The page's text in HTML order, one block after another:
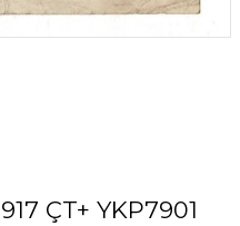
ÇT+ YKP7901